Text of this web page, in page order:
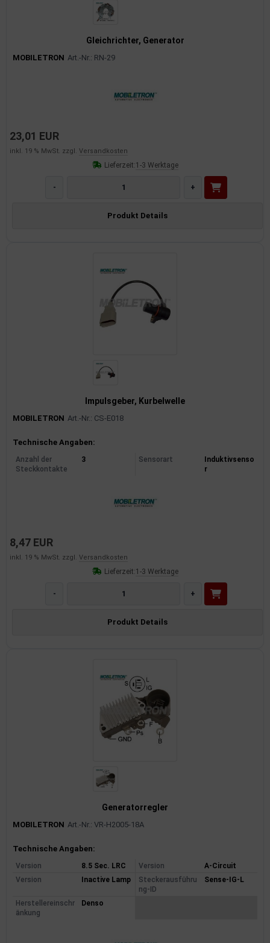
Gleichrichter, Generator
MOBILETRON Art.-Nr.: RN-29
23,01 EUR
inkl. 19 % MwSt. zzgl. Versandkosten
Lieferzeit:1-3 Werktage
- +
Produkt Details
Impulsgeber, Kurbelwelle
MOBILETRON Art.-Nr.: CS-E018
Produktinformationen
Technische Angaben:
Anzahl der
Steckkontakte
3 Sensorart
Induktivsenso
r
8,47 EUR
inkl. 19 % MwSt. zzgl. Versandkosten
Lieferzeit:1-3 Werktage
- +
Produkt Details
Generatorregler
MOBILETRON Art.-Nr.: VR-H2005-18A
Produktinformationen
Technische Angaben:
Version 8.5 Sec. LRC Version
A-Circuit
Version
Inactive Lamp
Steckerausführu
ng-ID
Sense-IG-L
Herstellereinschr
änkung
Denso